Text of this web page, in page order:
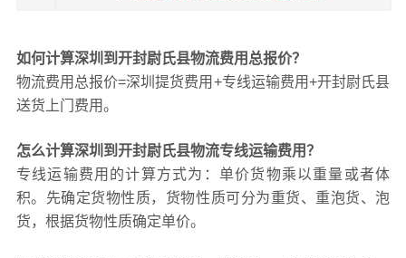
如何计算深圳到开封尉氏县物流费用总报价？
物流费用总报价=深圳提货费用+专线运输费用+开封尉氏县
送货上门费用。
怎么计算深圳到开封尉氏县物流专线运输费用？
专线运输费用的计算方式为：单价货物乘以重量或者体
积。先确定货物性质，货物性质可分为重货、重泡货、泡
货，根据货物性质确定单价。